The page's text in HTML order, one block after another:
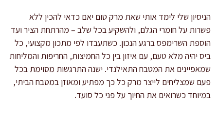
הניסיון שלי לימד אותי שאת מרק טום יאם כדאי להכין ללא
פשרות על חומרי הגלם, ולהשקיע בכל שלב – מהרתחת הציר ועד
הוספת השרימפס ברגע הנכון. כשתעבדו לפי מתכון מקצועי, כל
ביס יהיה מלא טעם, עם איזון בין כל החמיצות, החריפות והמליחות
שמאפיינים את המטבח התאילנדי. ישנה התרגשות מסוימת בכל
פעם שמצליחים לייצר מרק כל כך מפתיע ומאוזן במטבח הביתי,
במיוחד כשרואים את החיוך על פני כל סועד.